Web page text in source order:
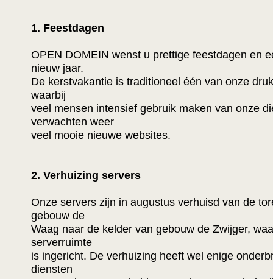
1. Feestdagen
OPEN DOMEIN wenst u prettige feestdagen en
nieuw jaar.
De kerstvakantie is traditioneel één van onze
waarbij
veel mensen intensief gebruik maken van onze
verwachten weer
veel mooie nieuwe websites.
2. Verhuizing servers
Onze servers zijn in augustus verhuisd van de
gebouw de
Waag naar de kelder van gebouw de Zwijger,
serverruimte
is ingericht. De verhuizing heeft wel enige
diensten